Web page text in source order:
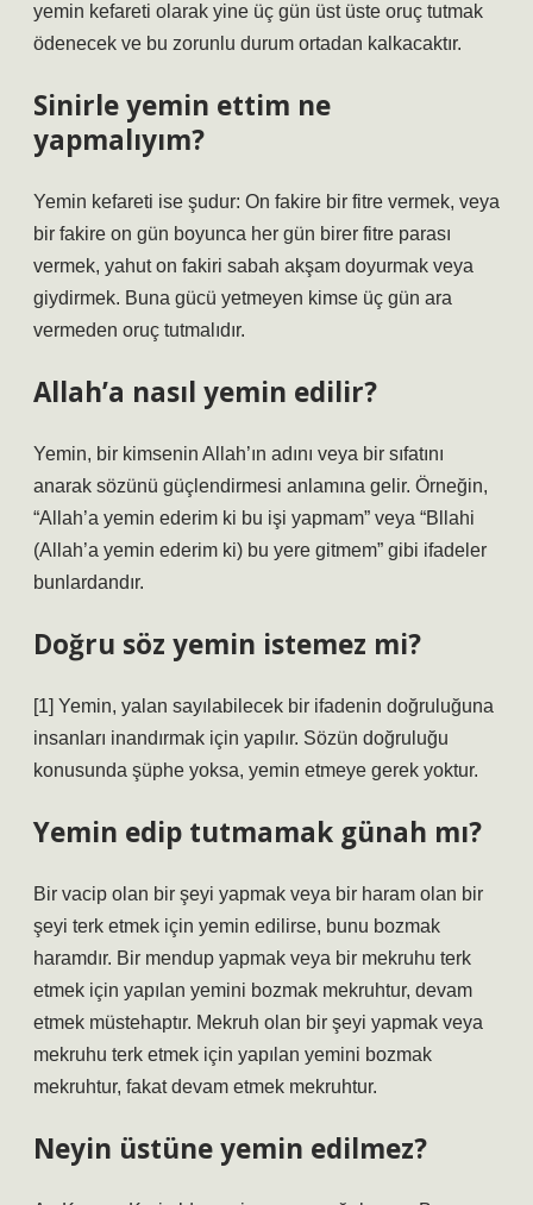
yemin kefareti olarak yine üç gün üst üste oruç tutmak
ödenecek ve bu zorunlu durum ortadan kalkacaktır.
Sinirle yemin ettim ne
yapmalıyım?
Yemin kefareti ise şudur: On fakire bir fitre vermek, veya
bir fakire on gün boyunca her gün birer fitre parası
vermek, yahut on fakiri sabah akşam doyurmak veya
giydirmek. Buna gücü yetmeyen kimse üç gün ara
vermeden oruç tutmalıdır.
Allah’a nasıl yemin edilir?
Yemin, bir kimsenin Allah’ın adını veya bir sıfatını
anarak sözünü güçlendirmesi anlamına gelir. Örneğin,
“Allah’a yemin ederim ki bu işi yapmam” veya “Bllahi
(Allah’a yemin ederim ki) bu yere gitmem” gibi ifadeler
bunlardandır.
Doğru söz yemin istemez mi?
[1] Yemin, yalan sayılabilecek bir ifadenin doğruluğuna
insanları inandırmak için yapılır. Sözün doğruluğu
konusunda şüphe yoksa, yemin etmeye gerek yoktur.
Yemin edip tutmamak günah mı?
Bir vacip olan bir şeyi yapmak veya bir haram olan bir
şeyi terk etmek için yemin edilirse, bunu bozmak
haramdır. Bir mendup yapmak veya bir mekruhu terk
etmek için yapılan yemini bozmak mekruhtur, devam
etmek müstehaptır. Mekruh olan bir şeyi yapmak veya
mekruhu terk etmek için yapılan yemini bozmak
mekruhtur, fakat devam etmek mekruhtur.
Neyin üstüne yemin edilmez?